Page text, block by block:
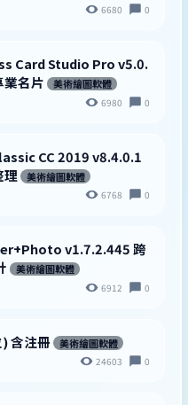
6680 0
Card Studio Pro v5.0.
業名片
美術繪圖軟體
6980 0
CC 2019 v8.4.0.1
理
美術繪圖軟體
6768 0
v1.7.2.445 跨
美術繪圖軟體
6912 0
含注冊 美術繪圖軟體
24603 0